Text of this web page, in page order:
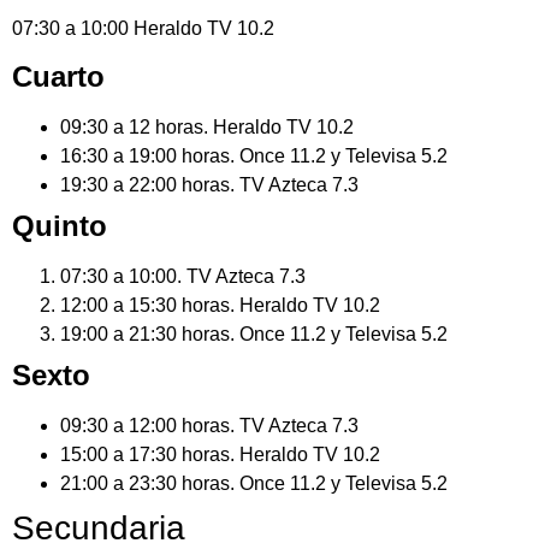
07:30 a 10:00 Heraldo TV 10.2
Cuarto
09:30 a 12 horas. Heraldo TV 10.2
16:30 a 19:00 horas. Once 11.2 y Televisa 5.2
19:30 a 22:00 horas. TV Azteca 7.3
Quinto
07:30 a 10:00. TV Azteca 7.3
12:00 a 15:30 horas. Heraldo TV 10.2
19:00 a 21:30 horas. Once 11.2 y Televisa 5.2
Sexto
09:30 a 12:00 horas. TV Azteca 7.3
15:00 a 17:30 horas. Heraldo TV 10.2
21:00 a 23:30 horas. Once 11.2 y Televisa 5.2
Secundaria